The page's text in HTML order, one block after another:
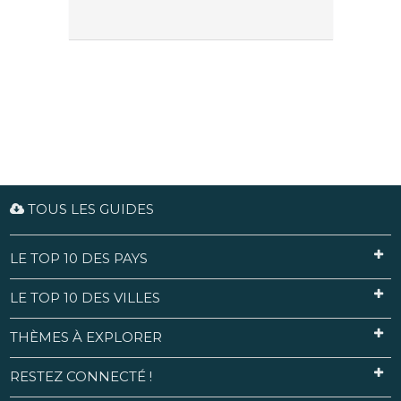
TOUS LES GUIDES
LE TOP 10 DES PAYS
LE TOP 10 DES VILLES
THÈMES À EXPLORER
RESTEZ CONNECTÉ !